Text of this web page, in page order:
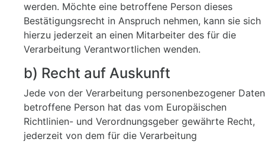
werden. Möchte eine betroffene Person dieses
Bestätigungsrecht in Anspruch nehmen, kann sie sich
hierzu jederzeit an einen Mitarbeiter des für die
Verarbeitung Verantwortlichen wenden.
b) Recht auf Auskunft
Jede von der Verarbeitung personenbezogener Daten
betroffene Person hat das vom Europäischen
Richtlinien- und Verordnungsgeber gewährte Recht,
jederzeit von dem für die Verarbeitung